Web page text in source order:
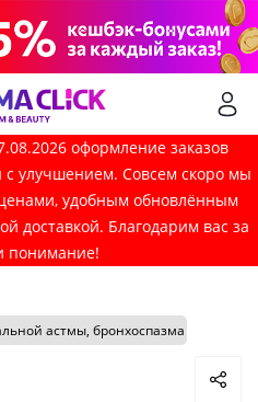
оформление заказов
с улучшением. Совсем скоро мы
удобным обновлённым
доставкой. Благодарим вас за
понимание!
астмы, бронхоспазма